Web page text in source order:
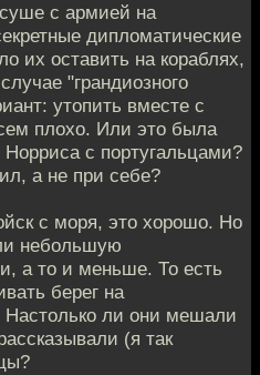
с армией на
дипломатические
их оставить на кораблях,
"грандиозного
утопить вместе с
плохо. Или это была
с португальцами?
а не при себе?
с моря, это хорошо. Но
небольшую
а то и меньше. То есть
берег на
Настолько ли они мешали
(я так